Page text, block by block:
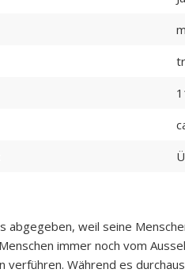
abgegeben, weil seine
immer noch vom
verführen. Während es